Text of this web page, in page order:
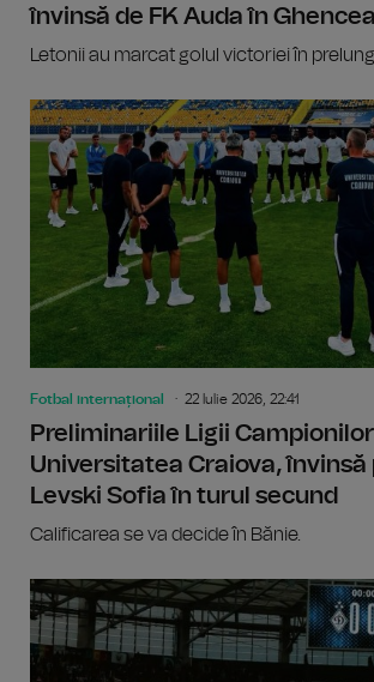
învinsă de FK Auda în Ghencea
Letonii au marcat golul victoriei în
Fotbal internațional 22 Iulie 2026, 22:41
Preliminariile Ligii
Universitatea Craiova, învinsă
Levski Sofia în turul secund
Calificarea se va decide în Bănie.